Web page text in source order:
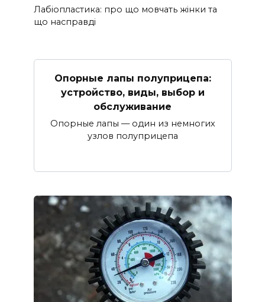
Лабіопластика: про що мовчать жінки та
що насправді
Опорные лапы полуприцепа:
устройство, виды, выбор и
обслуживание
Опорные лапы — один из немногих
узлов полуприцепа